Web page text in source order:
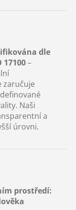
dle
17100–
zaručuje
Naši
a
úrovni.
prostředí: